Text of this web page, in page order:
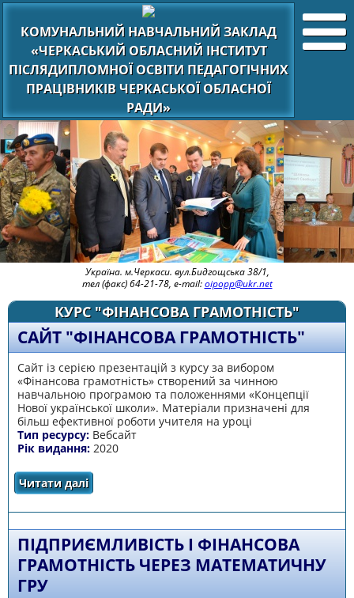
КОМУНАЛЬНИЙ НАВЧАЛЬНИЙ ЗАКЛАД
«ЧЕРКАСЬКИЙ ОБЛАСНИЙ ІНСТИТУТ
ПІСЛЯДИПЛОМНОЇ ОСВІТИ ПЕДАГОГІЧНИХ
ПРАЦІВНИКІВ ЧЕРКАСЬКОЇ ОБЛАСНОЇ
РАДИ»
Україна. м.Черкаси. вул.Бидгощська 38/1,
тел (факс) 64-21-78, e-mail:oipopp@ukr.net
КУРС "ФІНАНСОВА ГРАМОТНІСТЬ"
САЙТ "ФІНАНСОВА ГРАМОТНІСТЬ"
Сайт із серією презентацій з курсу за вибором
«Фінансова грамотність» створений за чинною
навчальною програмою та положеннями «Концепції
Нової української школи». Матеріали призначені для
більш ефективної роботи учителя на уроці
Тип ресурсу: Вебсайт
Рік видання: 2020
Читати даліпро Сайт "Фінансова грамотність"
ПІДПРИЄМЛИВІСТЬ І ФІНАНСОВА
ГРАМОТНІСТЬ ЧЕРЕЗ МАТЕМАТИЧНУ
ГРУ